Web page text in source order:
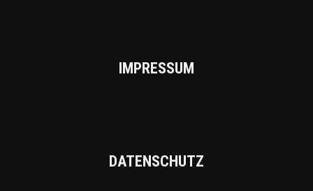
IMPRES­SUM
DATEN­SCHUTZ